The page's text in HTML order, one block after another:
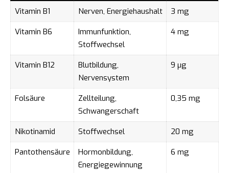
Vitamin B1 Nerven, Energiehaushalt
3 mg
Vitamin B6
Immunfunktion,
Stoffwechsel
4 mg
Vitamin B12
Blutbildung,
Nervensystem
9 µg
Folsäure
Zellteilung,
Schwangerschaft
0,35 mg
Nikotinamid Stoffwechsel
20 mg
Pantothensäure
Hormonbildung,
Energiegewinnung
6 mg